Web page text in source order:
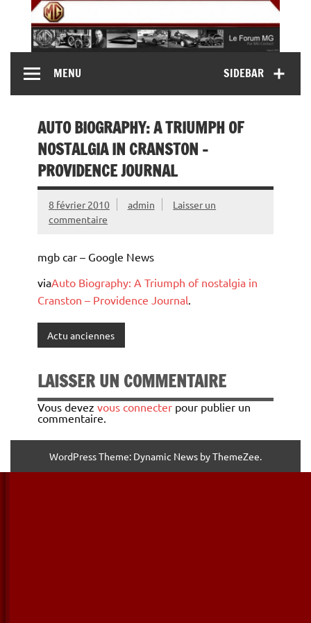
content
MG Contact
MG B, MG F, MG A, Midget…)SIDEBAR
MENU
AUTO BIOGRAPHY: A TRIUMPH OF
NOSTALGIA IN CRANSTON –
PROVIDENCE JOURNAL
8 février 2010 admin
Laisser un
commentaire
mgb car – Google News
viaAuto Biography: A Triumph of nostalgia in
Cranston – Providence Journal.
Actu anciennes
LAISSER UN COMMENTAIRE
Vous devez vous connecter pour publier un
commentaire.
WordPress Theme: Dynamic News by ThemeZee.